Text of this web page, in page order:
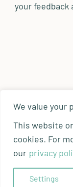
We value your
This website
cookies. For
our privacy
Settings
your feedback